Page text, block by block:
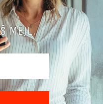
MEJL.